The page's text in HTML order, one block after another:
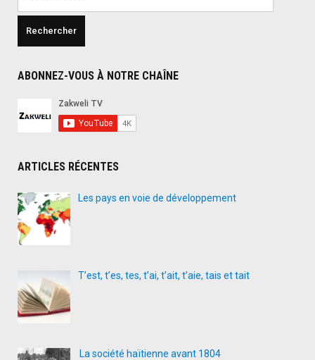
ABONNEZ-VOUS À NOTRE CHAÎNE
ARTICLES RÉCENTES
Les pays en voie de développement
T’est, t’es, tes, t’ai, t’ait, t’aie, tais et tait
La société haïtienne avant 1804